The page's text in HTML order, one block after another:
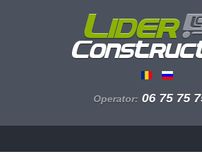
Operator: 06 75 75